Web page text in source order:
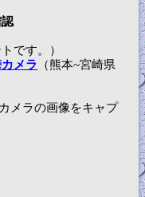
です。）
メラ （熊本~宮崎県
メラの画像をキャプ